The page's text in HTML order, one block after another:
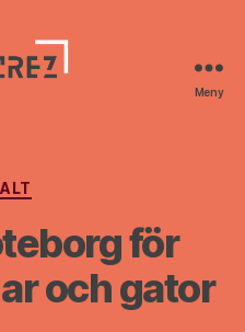
Meny
Kategorier
för
och gator